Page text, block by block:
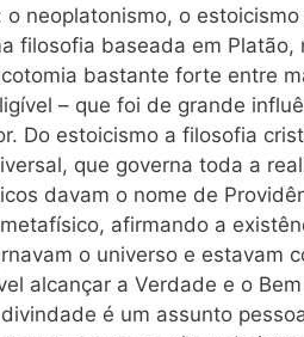
neoplatonismo, o
filosofia baseada em
bastante forte entre
– que foi de grande
Do estoicismo a filosofia
que governa toda a
davam o nome de
afirmando a
o universo e estavam
alcançar a Verdade e o
é um assunto